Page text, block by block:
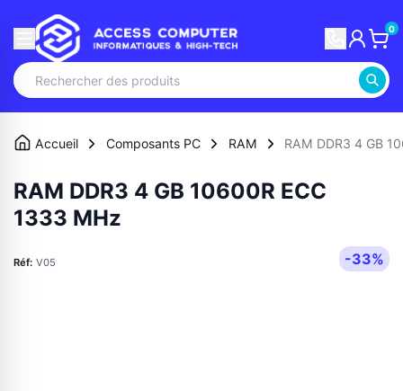
0
Accueil Composants PC RAM RAM DDR3 4 GB
RAM DDR3 4 GB 10600R ECC
1333 MHz
Réf: V05 -33%